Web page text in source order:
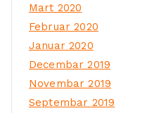
Mart 2020
Februar 2020
Januar 2020
Decembar 2019
Novembar 2019
Septembar 2019